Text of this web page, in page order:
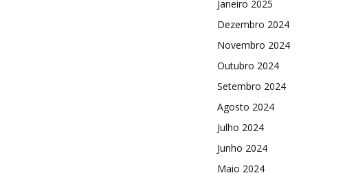
Janeiro 2025
Dezembro 2024
Novembro 2024
Outubro 2024
Setembro 2024
Agosto 2024
Julho 2024
Junho 2024
Maio 2024